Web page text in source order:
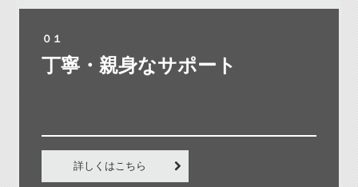
０１
丁寧・親身なサポート
詳しくはこちら